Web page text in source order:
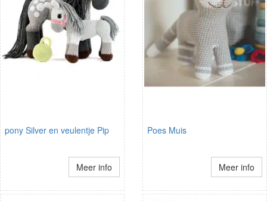
pony Silver en veulentje Pip
Meer info
Poes Muis
Meer info